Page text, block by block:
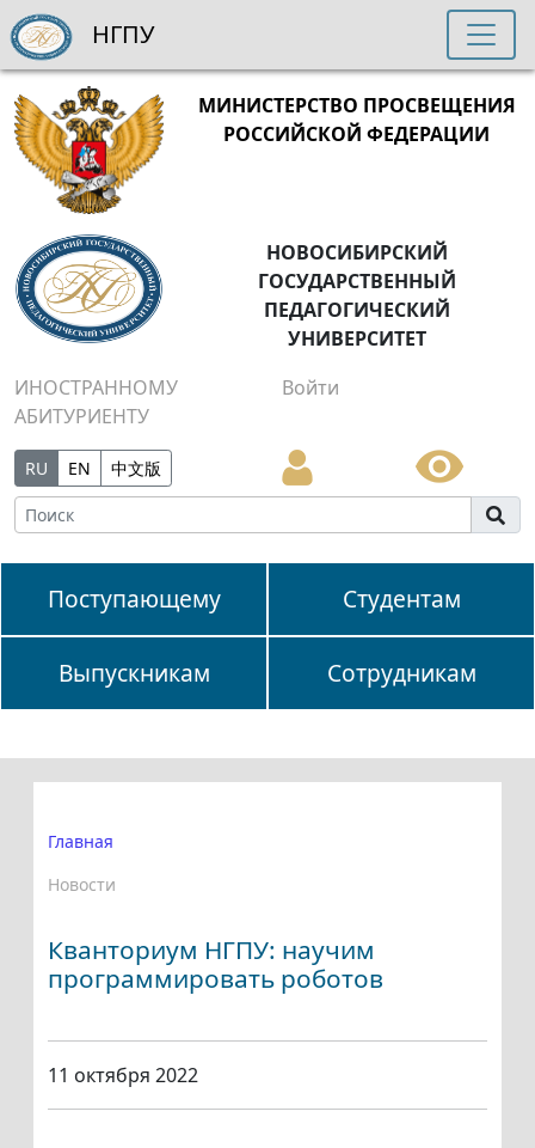
МИНИСТЕРСТВО ПРОСВЕЩЕНИЯ
РОССИЙСКОЙ ФЕДЕРАЦИИ
НОВОСИБИРСКИЙ
ГОСУДАРСТВЕННЫЙ
ПЕДАГОГИЧЕСКИЙ
УНИВЕРСИТЕТ
ИНОСТРАННОМУ
АБИТУРИЕНТУ
Войти
RU EN 中文版
Поступающему Студентам
Выпускникам Сотрудникам
НГПУ
Главная
Новости
Кванториум НГПУ: научим
программировать роботов
11 октября 2022